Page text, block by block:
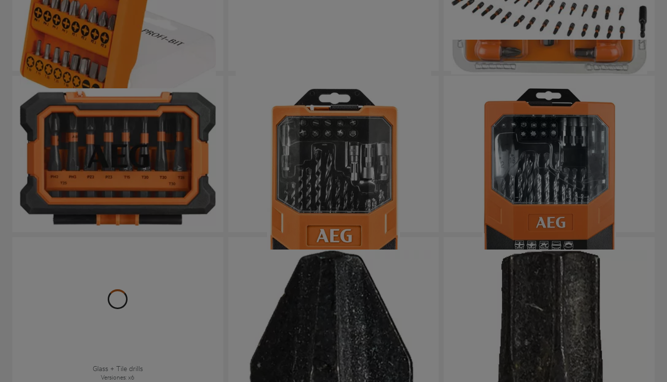
Puntas de atornillar estándar
Standard Screwdiving Bits
Versiones
Estuche Ballistic 25mm
AAKSD31
Estuche Ballistic 50mm
AAKSD10
Versiones: x1
AAKDD30
Versiones: x1
AAKDD50
Versiones : x1
Glass + Tile drills
Versiones: x6
Puntas de impacto Ballistic 25mm
AAK25
Versiones : x2
Puntas de impacto Ballistic 50mm
AAK50
Versiones 2